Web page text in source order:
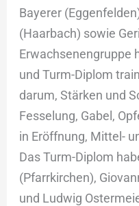
Bayerer
(Haarbach) sowie
Erwachsenengruppe
und Turm-Diplom
darum, Stärken und
Fesselung, Gabel,
in Eröffnung, Mittel-
Das Turm-Diplom
(Pfarrkirchen),
und Ludwig